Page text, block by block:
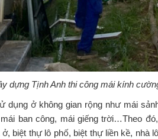
dựng Tịnh Anh thi công mái kính
dụng ở không gian rộng như mái
ban công, mái giếng trời…Theo
biệt thự lô phố, biệt thự liền kề,